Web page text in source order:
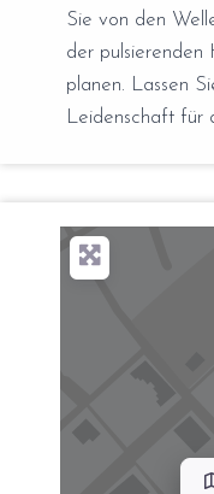
Sie von den
der pulsierenden
planen. Lassen
Leidenschaft für